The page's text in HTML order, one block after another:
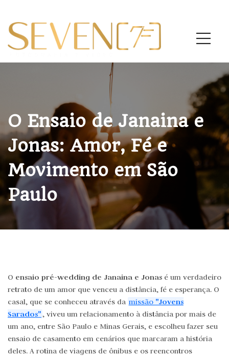
O Ensaio de Janaina e
Jonas: Amor, Fé e
Movimento em São
Paulo
O ensaio pré-wedding de Janaina e Jonas é um verdadeiro
retrato de um amor que venceu a distância, fé e esperança. O
casal, que se conheceu através da missão "Jovens
Sarados", viveu um relacionamento à distância por mais de
um ano, entre São Paulo e Minas Gerais, e escolheu fazer seu
ensaio de casamento em cenários que marcaram a história
deles. A rotina de viagens de ônibus e os reencontros